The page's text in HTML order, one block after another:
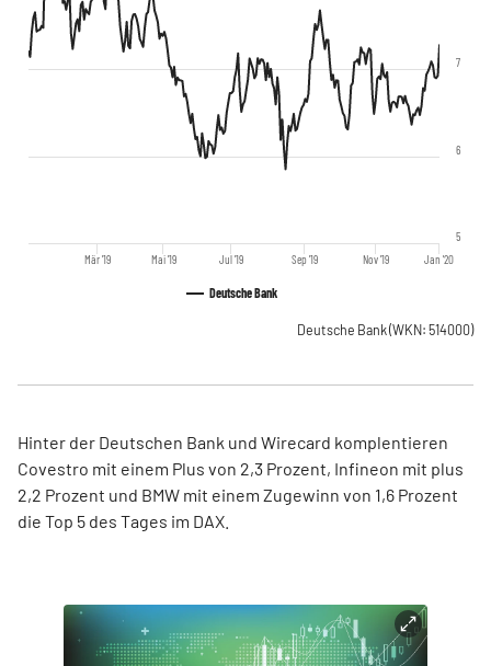
Deutsche Bank
Mär '19 Mai '19 Jul '19 Sep '19 Nov '19 Jan '20
5
6
7
Deutsche Bank(WKN: 514000)
Hinter der Deutschen Bank und Wirecard komplentieren
Covestro mit einem Plus von 2,3 Prozent, Infineon mit plus
2,2 Prozent und BMW mit einem Zugewinn von 1,6 Prozent
die Top 5 des Tages im DAX.